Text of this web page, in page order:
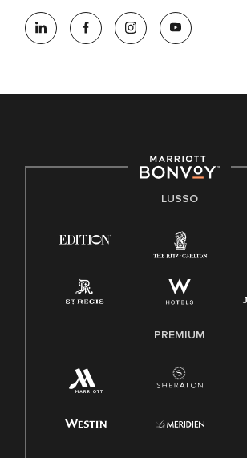
LUSSO
PREMIUM